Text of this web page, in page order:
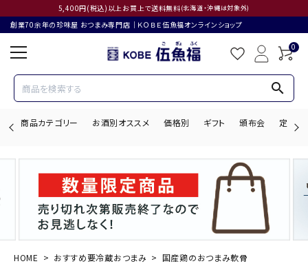
5,400円(税込)以上お買上で送料無料(北海道・沖縄は対象外)
創業70余年の珍味屋 おつまみ専門店│ＫＯＢＥ伍魚福オンラインショップ
0
search
商品カテゴリー お酒別オススメ 価格別 ギフト 頒布会 定期購
search
ACCOUNT MENU
HOME おすすめ要冷蔵おつまみ 国産鶏のおつまみ軟骨